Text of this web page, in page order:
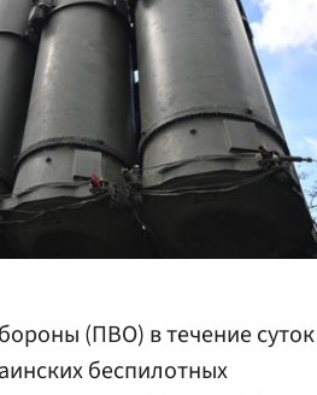
(ПВО) в течение суток
беспилотных